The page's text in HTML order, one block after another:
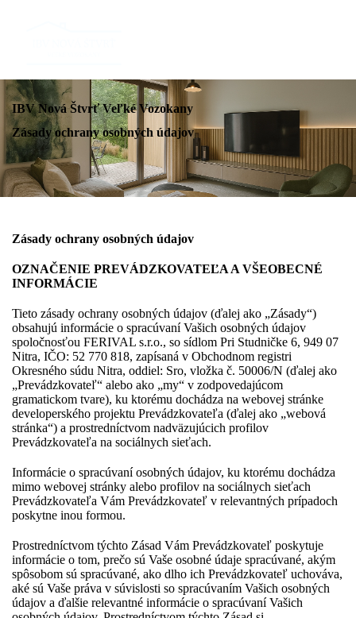
IBV Nová Štvrť Veľké Vozokany
Zásady ochrany osobných údajov
Zásady ochrany osobných údajov
OZNAČENIE PREVÁDZKOVATEĽA A VŠEOBECNÉ
INFORMÁCIE
Tieto zásady ochrany osobných údajov (ďalej ako „Zásady“)
obsahujú informácie o spracúvaní Vašich osobných údajov
spoločnosťou FERIVAL s.r.o., so sídlom Pri Studničke 6, 949 07
Nitra, IČO: 52 770 818, zapísaná v Obchodnom registri
Okresného súdu Nitra, oddiel: Sro, vložka č. 50006/N (ďalej ako
„Prevádzkovateľ“ alebo ako „my“ v zodpovedajúcom
gramatickom tvare), ku ktorému dochádza na webovej stránke
developerského projektu Prevádzkovateľa (ďalej ako „webová
stránka“) a prostredníctvom nadväzujúcich profilov
Prevádzkovateľa na sociálnych sieťach.
Informácie o spracúvaní osobných údajov, ku ktorému dochádza
mimo webovej stránky alebo profilov na sociálnych sieťach
Prevádzkovateľa Vám Prevádzkovateľ v relevantných prípadoch
poskytne inou formou.
Prostredníctvom týchto Zásad Vám Prevádzkovateľ poskytuje
informácie o tom, prečo sú Vaše osobné údaje spracúvané, akým
spôsobom sú spracúvané, ako dlho ich Prevádzkovateľ uchováva,
aké sú Vaše práva v súvislosti so spracúvaním Vašich osobných
údajov a ďalšie relevantné informácie o spracúvaní Vašich